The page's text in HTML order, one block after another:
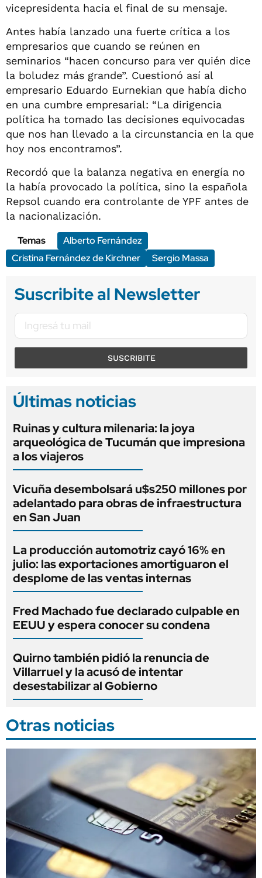
vicepresidenta hacia el final de su mensaje.
Antes había lanzado una fuerte crítica a los
empresarios que cuando se reúnen en
seminarios “hacen concurso para ver quién dice
la boludez más grande”. Cuestionó así al
empresario Eduardo Eurnekian que había dicho
en una cumbre empresarial: “La dirigencia
política ha tomado las decisiones equivocadas
que nos han llevado a la circunstancia en la que
hoy nos encontramos”.
Recordó que la balanza negativa en energía no
la había provocado la política, sino la española
Repsol cuando era controlante de YPF antes de
la nacionalización.
Temas
Alberto Fernández
Cristina Fernández de Kirchner
Sergio Massa
Suscribite al Newsletter
SUSCRIBITE
Últimas noticias
Ruinas y cultura milenaria: la joya
arqueológica de Tucumán que impresiona
a los viajeros
Vicuña desembolsará u$s250 millones por
adelantado para obras de infraestructura
en San Juan
La producción automotriz cayó 16% en
julio: las exportaciones amortiguaron el
desplome de las ventas internas
Fred Machado fue declarado culpable en
EEUU y espera conocer su condena
Quirno también pidió la renuncia de
Villarruel y la acusó de intentar
desestabilizar al Gobierno
Otras noticias